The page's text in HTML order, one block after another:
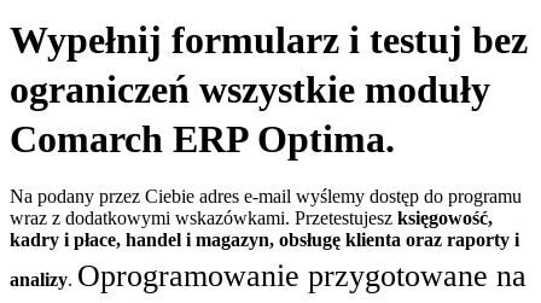
Wypełnij formularz i testuj bez
ograniczeń wszystkie moduły
Comarch ERP Optima.
Na podany przez Ciebie adres e-mail wyślemy dostęp do programu
wraz z dodatkowymi wskazówkami. Przetestujesz księgowość,
kadry i płace, handel i magazyn, obsługę klienta oraz raporty i
analizy. Oprogramowanie przygotowane na